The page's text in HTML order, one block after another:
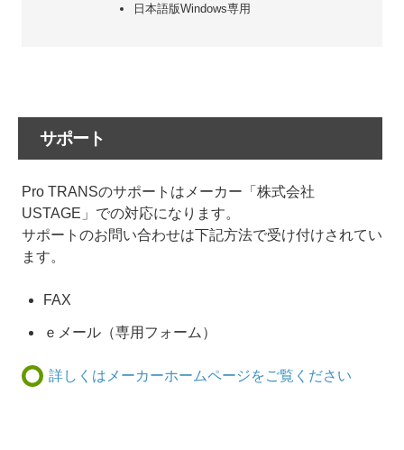
日本語版Windows専用
サポート
Pro TRANSのサポートはメーカー「株式会社
USTAGE」での対応になります。
サポートのお問い合わせは下記方法で受け付けされてい
ます。
FAX
ｅメール（専用フォーム）
詳しくはメーカーホームページをご覧ください